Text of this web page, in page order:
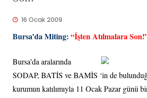
16 Ocak 2009
Bursa’da Miting: “İşten Atılmalara
Bursa’da aralarında
SODAP, BATİS ve BAMİS ‘in de
kurumun katılımıyla 11 Ocak Pazar günü